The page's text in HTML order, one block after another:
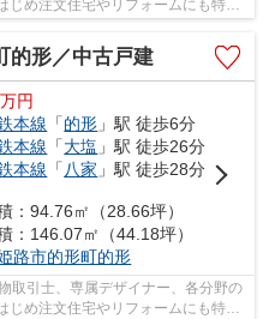
じめ注文住宅やリフォームにも特化
的形／中古戸建
万円
本線 「的形 」駅 徒歩6分
本線 「大塩 」駅 徒歩26分
本線 「 八家 」駅 徒歩28分
：94.76㎡（28.66坪）
：146.07㎡（44.18坪）
路市的形町的形
取引士、専属デザイナー、各分野の
じめ注文住宅やリフォームにも特化